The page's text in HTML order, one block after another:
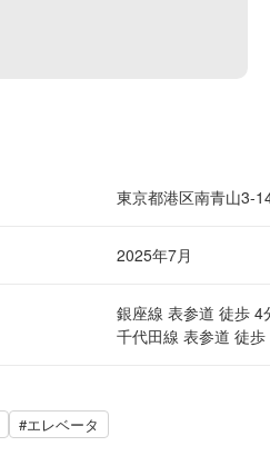
東京都港区南青山3-
2025年7月
銀座線 表参道 徒歩 4
千代田線 表参道 徒歩
#エレベータ